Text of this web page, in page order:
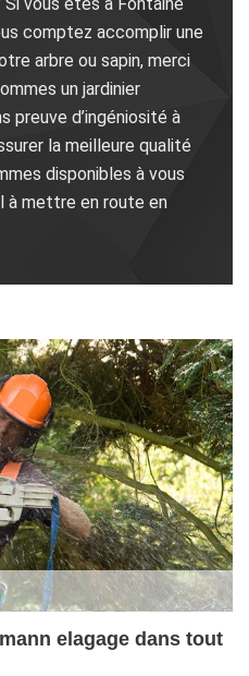
comptez accomplir une
arbre ou sapin, merci
un jardinier
preuve d’ingéniosité à
la meilleure qualité
disponibles à vous
à mettre en route en
elagage dans tout